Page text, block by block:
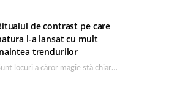
de contrast pe care
l-a lansat cu mult
trendurilor
Sunt locuri a căror magie stă chiar în firea lor naturală, iar Lacul Ursu din…